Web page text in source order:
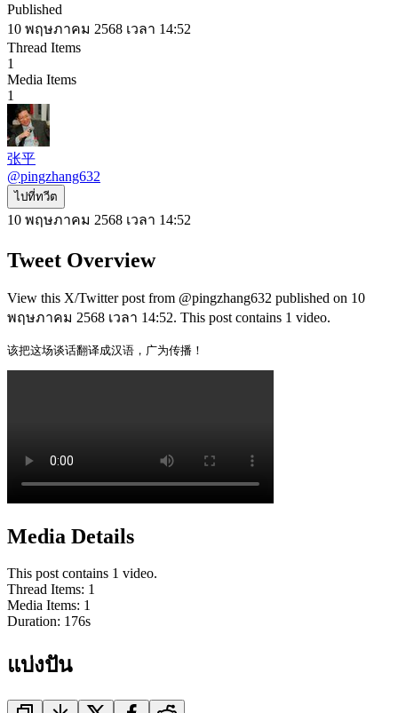
Published
10 พฤษภาคม 2568 เวลา 14:52
Thread Items
1
Media Items
1
张平
@pingzhang632
ไปที่ทวีต
10 พฤษภาคม 2568 เวลา 14:52
Tweet Overview
View this X/Twitter post from @pingzhang632 published on 10
พฤษภาคม 2568 เวลา 14:52. This post contains 1 video.
该把这场谈话翻译成汉语，广为传播！
Media Details
This post contains 1 video.
Thread Items: 1
Media Items: 1
Duration: 176s
แบ่งปัน